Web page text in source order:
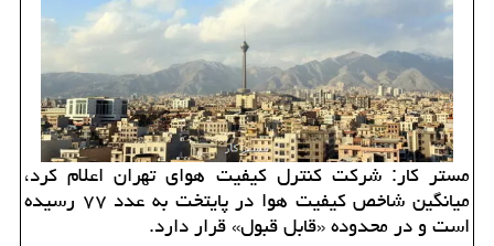
مستر کار: شرکت کنترل کیفیت هوای تهران اعلام کرد،
میانگین شاخص کیفیت هوا در پایتخت به عدد ۷۷ رسیده
است و در محدوده «قابل قبول» قرار دارد.